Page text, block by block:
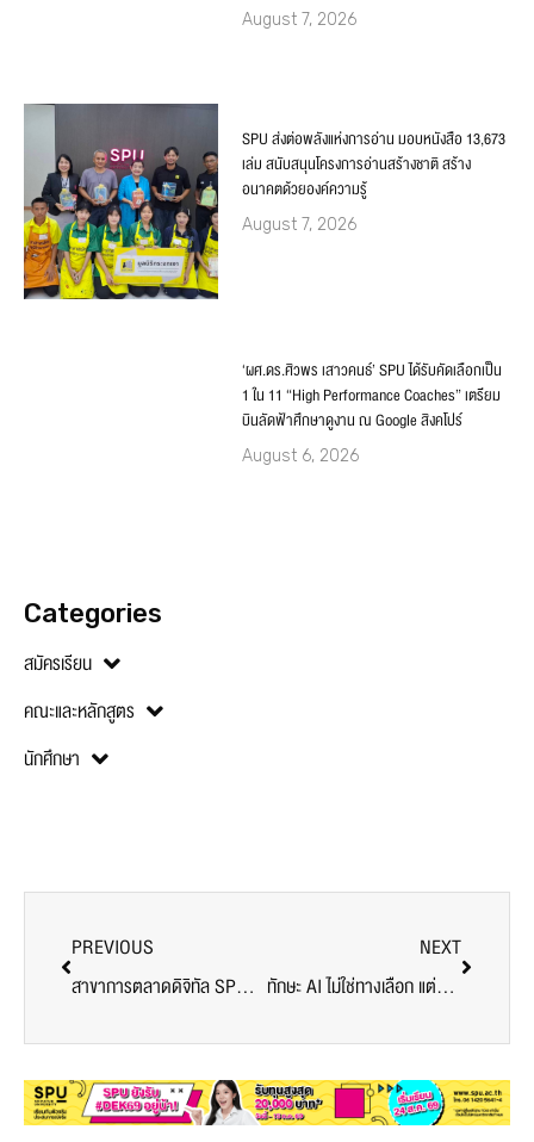
August 7, 2026
SPU ส่งต่อพลังแห่งการอ่าน มอบหนังสือ 13,673
เล่ม สนับสนุนโครงการอ่านสร้างชาติ สร้าง
อนาคตด้วยองค์ความรู้
August 7, 2026
‘ผศ.ดร.ศิวพร เสาวคนธ์’ SPU ได้รับคัดเลือกเป็น
1 ใน 11 “High Performance Coaches” เตรียม
บินลัดฟ้าศึกษาดูงาน ณ Google สิงคโปร์
August 6, 2026
Categories
สมัครเรียน
คณะและหลักสูตร
นักศึกษา
PREVIOUS
สาขาการตลาดดิจิทัล SPU ต้อนรับน้องใหม่ 2025 สร้างสายสัมพันธ์ เติมพลังการเรียนรู้และความสนุก
NEXT
ทักษะ AI ไม่ใช่ทางเลือก แต่คือทางรอด: SPU x Microsoft จับมือยกระดับการศึกษาไทย ปั้นนักพัฒนาซอฟต์แวร์แห่งอนาคต